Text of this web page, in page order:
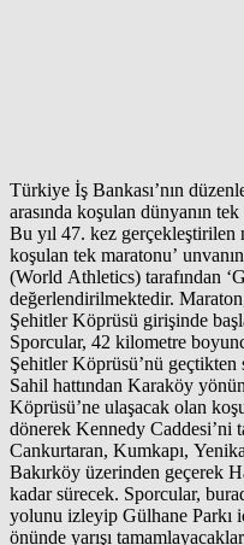
Türkiye İş Bankası’nın
arasında koşulan dünyanın
Bu yıl 47. kez gerçekleştirilen
koşulan tek maratonu’
(World Athletics) tarafından
değerlendirilmektedir.
Şehitler Köprüsü girişinde
Sporcular, 42 kilometre
Şehitler Köprüsü’nü geçtikten
Sahil hattından Karaköy
Köprüsü’ne ulaşacak olan
dönerek Kennedy Caddesi’ni
Cankurtaran, Kumkapı,
Bakırköy üzerinden geçerek
kadar sürecek. Sporcular,
yolunu izleyip Gülhane Parkı
önünde yarışı